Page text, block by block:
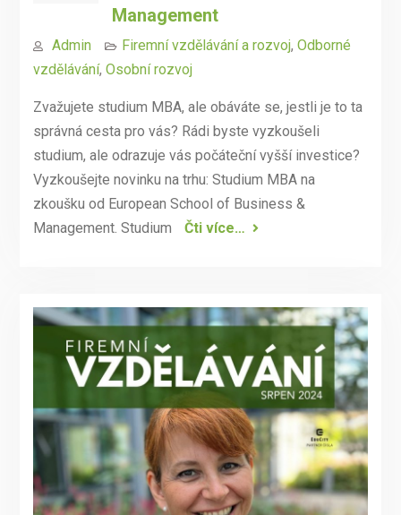
Management
Admin Firemní vzdělávání a rozvoj, Odborné
vzdělávání, Osobní rozvoj
Zvažujete studium MBA, ale obáváte se, jestli je to ta
správná cesta pro vás? Rádi byste vyzkoušeli
studium, ale odrazuje vás počáteční vyšší investice?
Vyzkoušejte novinku na trhu: Studium MBA na
zkoušku od European School of Business &
Management. Studium
Čti více…